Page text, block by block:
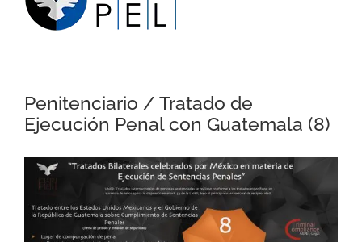
Penitenciario / Tratado de
Ejecución Penal con Guatemala (8)
View
Larger